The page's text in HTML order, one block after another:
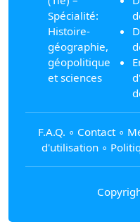
Spécialité:
Histoire-
géographie,
géopolitique
et sciences
F.A.Q. ∘ Contact∘
d'utilisation∘